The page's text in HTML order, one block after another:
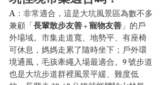
A：非常適合，這是大坑風景區為數不多
兼顧「長輩散步友善 + 寵物友善」的戶
外場域。市集走道寬、地勢平、有座椅
可休息，媽媽走累了隨時坐下；戶外環
境通風，毛孩牽繩入場最適合。9 號步道
也是大坑步道群裡風景平緩、難度低